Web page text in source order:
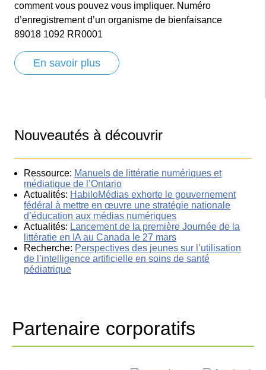
comment vous pouvez vous impliquer. Numéro
d’enregistrement d’un organisme de bienfaisance
89018 1092 RR0001
En savoir plus
Nouveautés à découvrir
Ressource: Manuels de littératie numériques et
médiatique de l’Ontario
Actualités: HabiloMédias exhorte le gouvernement
fédéral à mettre en œuvre une stratégie nationale
d’éducation aux médias numériques
Actualités: Lancement de la première Journée de la
littératie en IA au Canada le 27 mars
Recherche: Perspectives des jeunes sur l’utilisation
de l’intelligence artificielle en soins de santé
pédiatrique
Partenaire corporatifs